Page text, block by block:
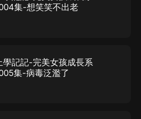
集-想笑笑不出老
學記記-完美女孩成長系
集-病毒泛濫了